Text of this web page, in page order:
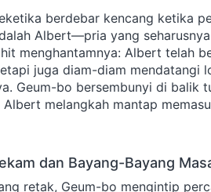
berdebar kencang ketika
Albert—pria yang
menghantamnya: Albert telah
juga diam-diam mendatangi
Geum-bo bersembunyi di balik
melangkah mantap
dan Bayang-Bayang
retak, Geum-bo mengintip